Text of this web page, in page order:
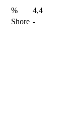
%
4,4
Shore -